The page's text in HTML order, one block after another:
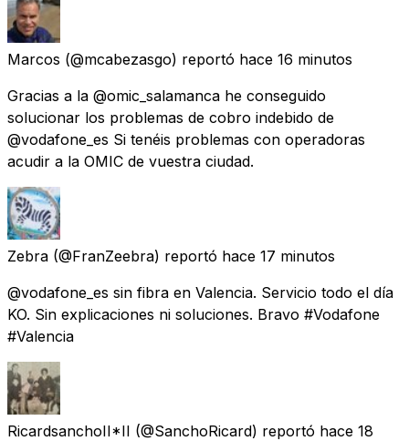
Marcos (@mcabezasgo) reportó hace 16 minutos
Gracias a la @omic_salamanca he conseguido
solucionar los problemas de cobro indebido de
@vodafone_es Si tenéis problemas con operadoras
acudir a la OMIC de vuestra ciudad.
Zebra (@FranZeebra) reportó hace 17 minutos
@vodafone_es sin fibra en Valencia. Servicio todo el día
KO. Sin explicaciones ni soluciones. Bravo #Vodafone
#Valencia
RicardsanchoII*II (@SanchoRicard) reportó hace 18